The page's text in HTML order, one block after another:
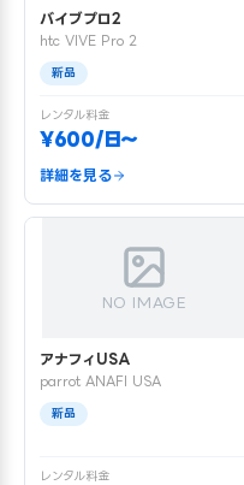
バイブプロ2
htc VIVE Pro 2
新品
レンタル料金
¥600/日〜
詳細を見る
NO IMAGE
アナフィUSA
parrot ANAFI USA
新品
レンタル料金